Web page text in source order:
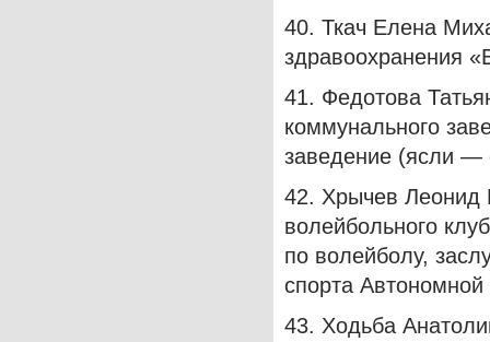
40. Ткач Елена
здравоохранения
41. Федотова
коммунального
заведение (ясли
42. Хрычев Леонид
волейбольного
по волейболу,
спорта
43. Ходьба